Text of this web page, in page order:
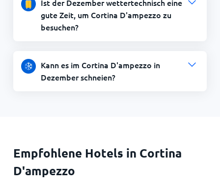
Ist der Dezember wettertechnisch eine
gute Zeit, um Cortina D'ampezzo zu
besuchen?
Kann es im Cortina D'ampezzo in
Dezember schneien?
Empfohlene Hotels in Cortina
D'ampezzo